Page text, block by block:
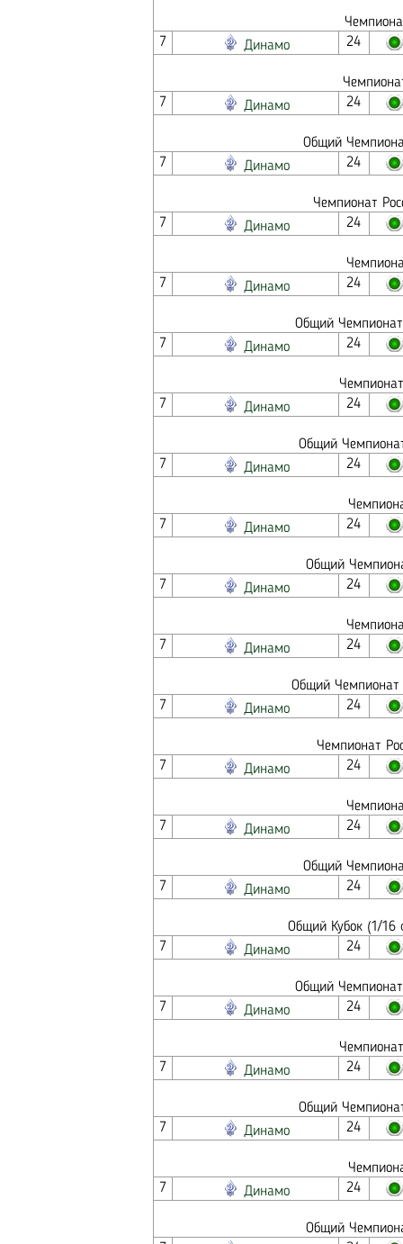
7
Динамо 24
7
Динамо 24
Общий
7
Динамо 24
Чемпионат
7
Динамо 24
7
Динамо 24
Общий
7
Динамо 24
7
Динамо 24
Общий
7
Динамо 24
7
Динамо 24
Общий
7
Динамо 24
7
Динамо 24
Общий
7
Динамо 24
Чемпионат
7
Динамо 24
7
Динамо 24
Общий
7
Динамо 24
Общий Кубок (1/
7
Динамо 24
Общий
7
Динамо 24
7
Динамо 24
Общий
7
Динамо 24
7
Динамо 24
Общий